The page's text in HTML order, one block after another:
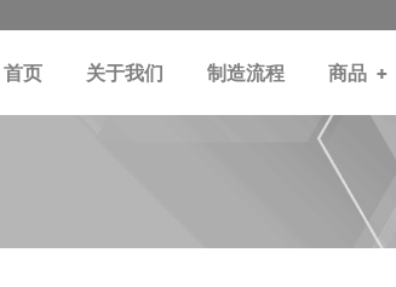
首页 关于我们 制造流程 商品 +